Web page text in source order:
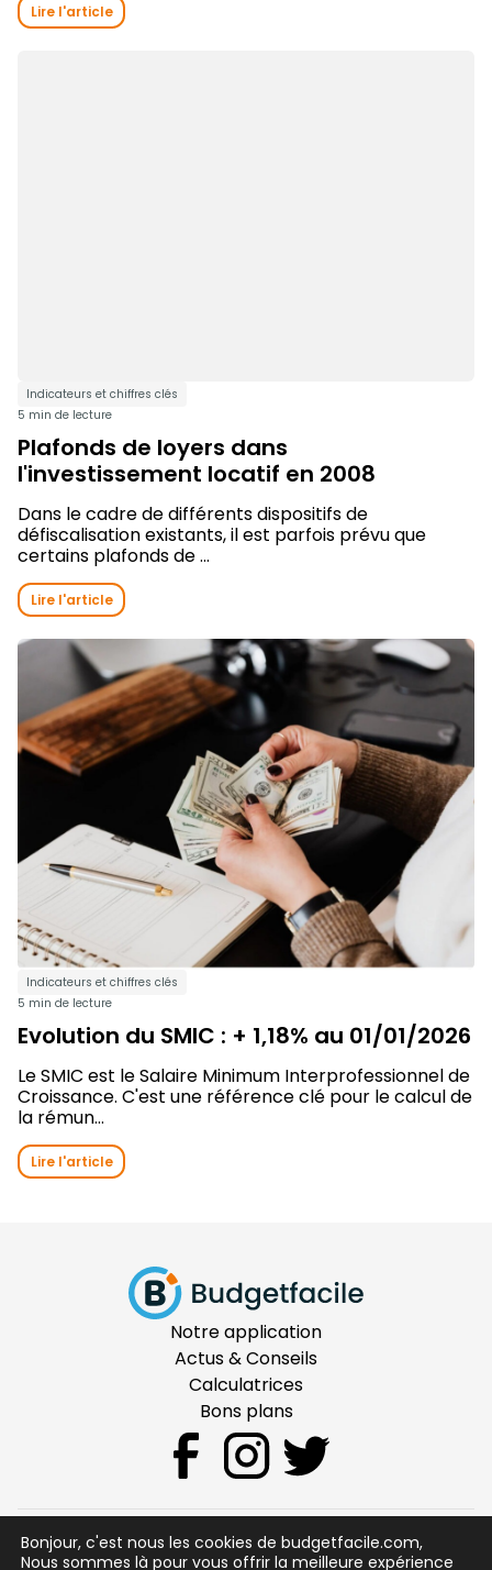
Lire l'article
Indicateurs et chiffres clés
5 min de lecture
Plafonds de loyers dans
l'investissement locatif en 2008
Dans le cadre de différents dispositifs de
défiscalisation existants, il est parfois prévu que
certains plafonds de ...
Lire l'article
Indicateurs et chiffres clés
5 min de lecture
Evolution du SMIC : + 1,18% au 01/01/2026
Le SMIC est le Salaire Minimum Interprofessionnel de
Croissance. C'est une référence clé pour le calcul de
la rémun...
Lire l'article
Notre application
Actus & Conseils
Calculatrices
Bons plans
CGU
Bonjour, c'est nous les cookies de budgetfacile.com,
Nous sommes là pour vous offrir la meilleure expérience